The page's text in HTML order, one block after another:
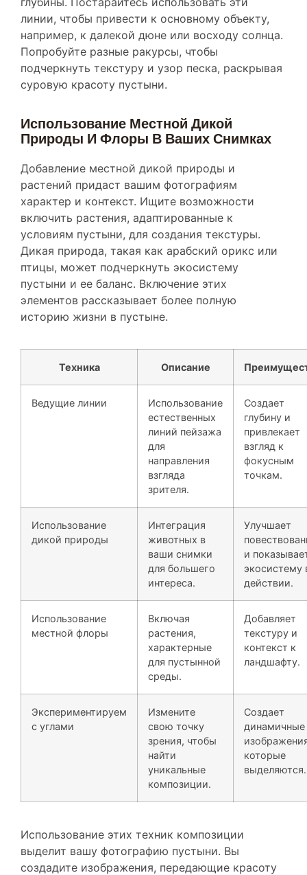
например, к далекой дюне или восходу солнца.
Попробуйте разные ракурсы, чтобы
подчеркнуть текстуру и узор песка, раскрывая
суровую красоту пустыни.
Природы И Флоры В Ваших Снимках
растений придаст вашим фотографиям
характер и контекст. Ищите возможности
включить растения, адаптированные к
условиям пустыни, для создания текстуры.
Дикая природа, такая как арабский орикс или
птицы, может подчеркнуть экосистему
пустыни и ее баланс. Включение этих
элементов рассказывает более полную
историю жизни в пустыне.
Техника Описание
Ведущие линии
Использование
естественных
линий пейзажа
для
направления
взгляда
зрителя.
Создает
глубину и
привлекает
взгляд к
фокусным
точкам.
Использование
дикой природы
Интеграция
животных в
ваши снимки
для большего
интереса.
Улучшает
и
экосистему
действии.
Использование
местной флоры
Включая
растения,
характерные
для пустынной
среды.
Добавляет
текстуру и
контекст к
ландшафту.
Экспериментируем
с углами
Измените
свою точку
зрения, чтобы
найти
уникальные
композиции.
Создает
динамичные
которые
выделяются.
выделит вашу фотографию пустыни. Вы
создадите изображения, передающие красоту
пустыни.